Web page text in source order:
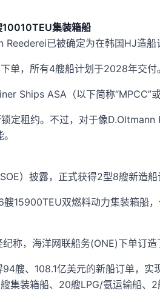
集装箱船
已被确定为在韩国HJ造船
单，所有4艘船计划于2028年交付。
Ships ASA（以下简称“MPCC”
定租约。不过，对于像
）披露，正式获得2型8艘新造船
15900TEU双燃料动力集装箱船
称，海洋网联船务(ONE)下单订造
艘、108.1亿美元的新船订单，实
集装箱船、20艘LPG/氨运输船、